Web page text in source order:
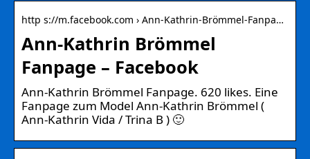
http s://m.facebook.com › Ann-Kathrin-Brömmel-Fanpa…
Ann-Kathrin Brömmel
Fanpage – Facebook
Ann-Kathrin Brömmel Fanpage. 620 likes. Eine
Fanpage zum Model Ann-Kathrin Brömmel (
Ann-Kathrin Vida / Trina B ) 🙂